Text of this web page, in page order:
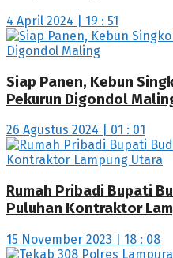
4 April 2024 | 19 : 51
Siap Panen, Kebun
Pekurun Digondol
26 Agustus 2024 | 01 : 01
Rumah Pribadi Bupati
Puluhan Kontraktor
15 November 2023 | 18 : 08